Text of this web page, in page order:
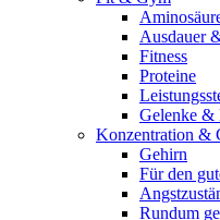
Ausdauer
Fitness
Proteine
Gelenke &
Konzentration &
Gehirn
Für den
Rundum